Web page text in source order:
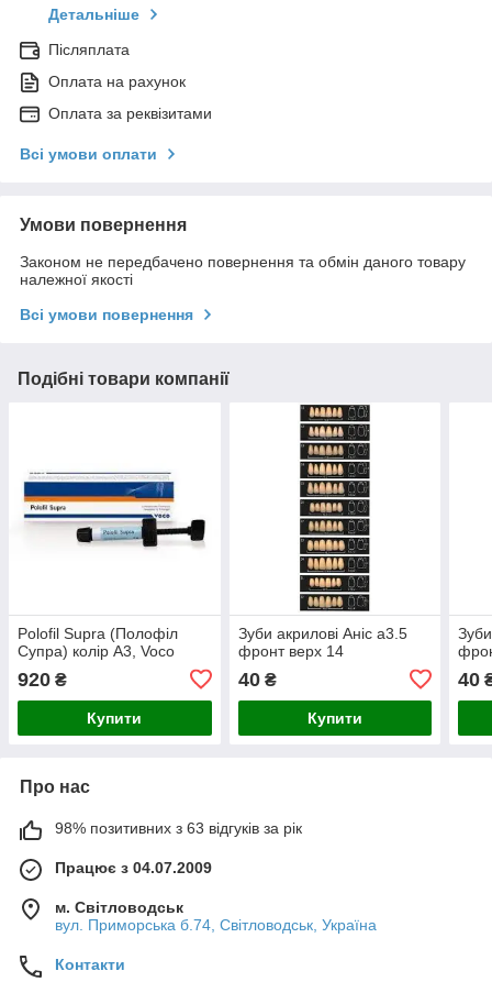
Детальніше
Післяплата
Оплата на рахунок
Оплата за реквізитами
Всі умови оплати
Умови повернення
Законом не передбачено повернення та обмін даного товару
належної якості
Всі умови повернення
Подібні товари компанії
Polofil Supra (Полофіл
Супра) колір А3, Voco
920 ₴
Купити
Зуби акрилові Аніс а3.5
фронт верх 14
40₴
Купити
40
Про нас
98% позитивних з 63 відгуків за рік
Працює з 04.07.2009
м. Світловодськ
вул. Приморська б.74, Світловодськ, Україна
Контакти